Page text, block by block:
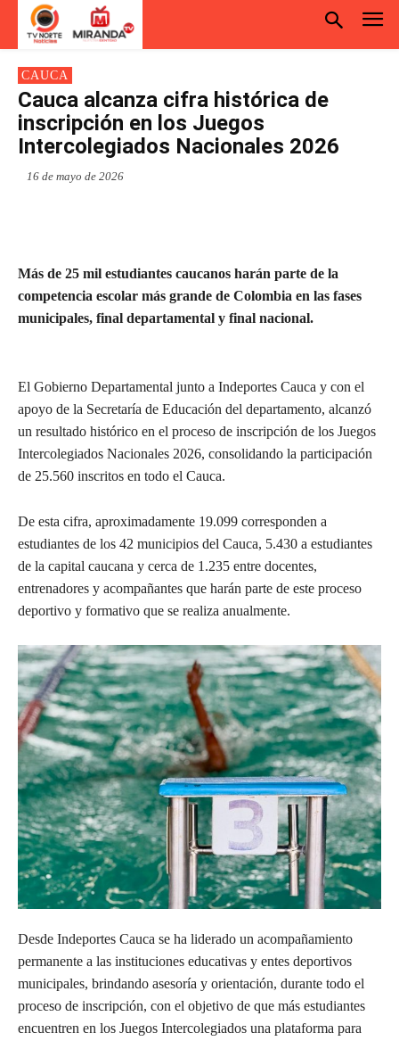
CAUCA
Cauca alcanza cifra histórica de
inscripción en los Juegos
Intercolegiados Nacionales 2026
16 de mayo de 2026
Más de 25 mil estudiantes caucanos harán parte de la
competencia escolar más grande de Colombia en las fases
municipales, final departamental y final nacional.
El Gobierno Departamental junto a Indeportes Cauca y con el
apoyo de la Secretaría de Educación del departamento, alcanzó
un resultado histórico en el proceso de inscripción de los Juegos
Intercolegiados Nacionales 2026, consolidando la participación
de 25.560 inscritos en todo el Cauca.
De esta cifra, aproximadamente 19.099 corresponden a
estudiantes de los 42 municipios del Cauca, 5.430 a estudiantes
de la capital caucana y cerca de 1.235 entre docentes,
entrenadores y acompañantes que harán parte de este proceso
deportivo y formativo que se realiza anualmente.
Desde Indeportes Cauca se ha liderado un acompañamiento
permanente a las instituciones educativas y entes deportivos
municipales, brindando asesoría y orientación, durante todo el
proceso de inscripción, con el objetivo de que más estudiantes
encuentren en los Juegos Intercolegiados una plataforma para